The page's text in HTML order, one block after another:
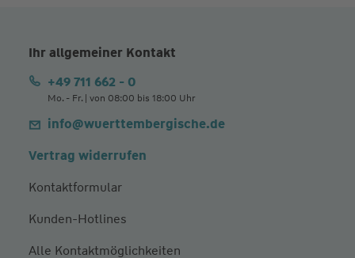
Ihr allgemeiner Kontakt
+49 711 662 - 0
Mo. - Fr. | von 08:00 bis 18:00 Uhr
info@wuerttembergische.de
Vertrag widerrufen
Kontaktformular
Kunden-Hotlines
Alle Kontaktmöglichkeiten